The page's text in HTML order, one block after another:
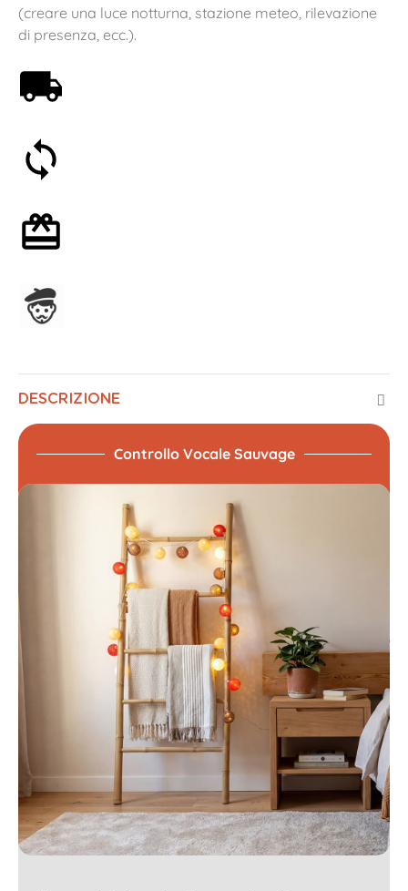
(creare una luce notturna, stazione meteo, rilevazione
di presenza, ecc.).
DESCRIZIONE
Controllo Vocale Sauvage